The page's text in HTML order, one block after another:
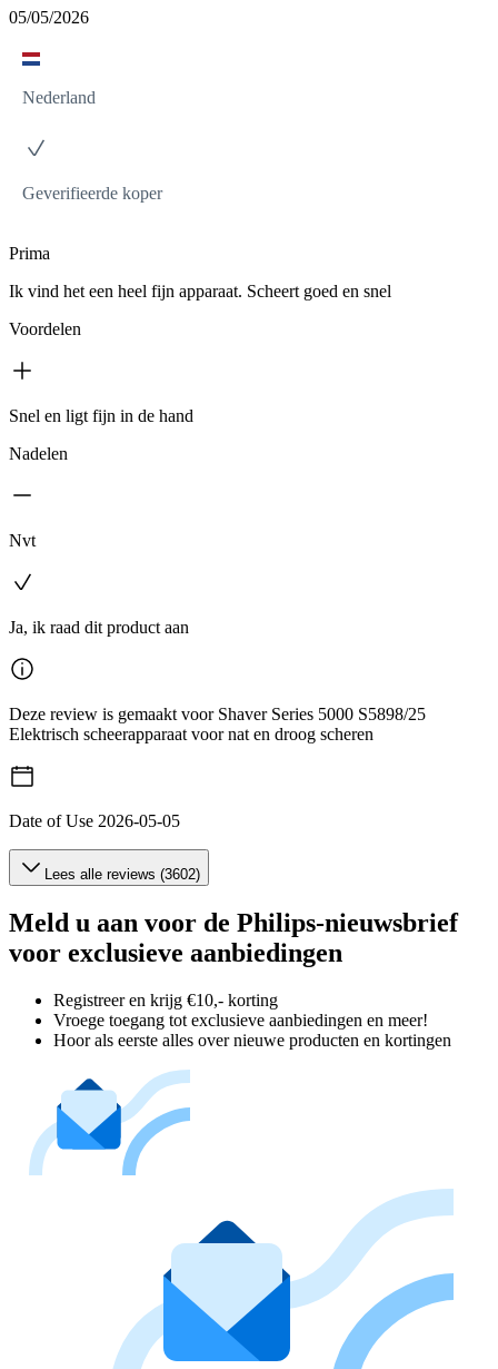
05/05/2026
Nederland
Geverifieerde koper
Prima
Ik vind het een heel fijn apparaat. Scheert goed en snel
Voordelen
Snel en ligt fijn in de hand
Nadelen
Nvt
Ja, ik raad dit product aan
Deze review is gemaakt voor Shaver Series 5000 S5898/25
Elektrisch scheerapparaat voor nat en droog scheren
Date of Use 2026-05-05
Lees alle reviews (3602)
Meld u aan voor de Philips-nieuwsbrief
voor exclusieve aanbiedingen
Registreer en krijg €10,- korting
Vroege toegang tot exclusieve aanbiedingen en meer!
Hoor als eerste alles over nieuwe producten en kortingen